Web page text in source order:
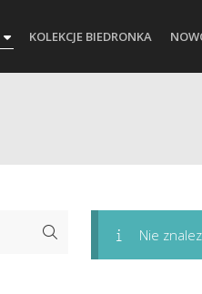
KOLEKCJE BIEDRONKA
Nie